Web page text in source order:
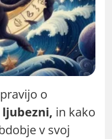
o
in kako
v svoj